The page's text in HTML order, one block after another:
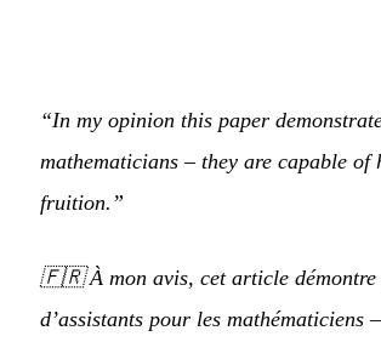
“In my opinion this paper
mathematicians – they are capable
fruition.”
🇫🇷À mon avis, cet article
d’assistants pour les